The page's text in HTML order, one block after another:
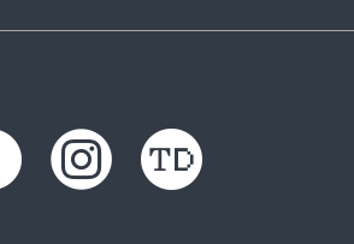
Kungälvsbostäder
Kungälv Energi